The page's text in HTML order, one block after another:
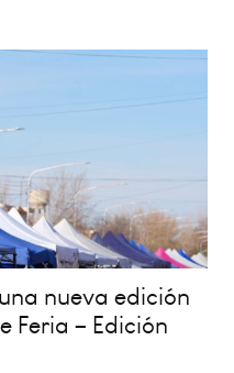
nueva edición
Feria – Edición